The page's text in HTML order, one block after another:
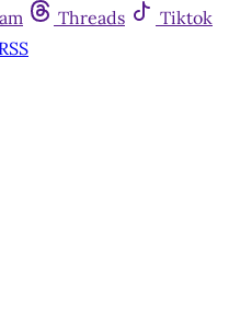
Threads
Tiktok
RSS